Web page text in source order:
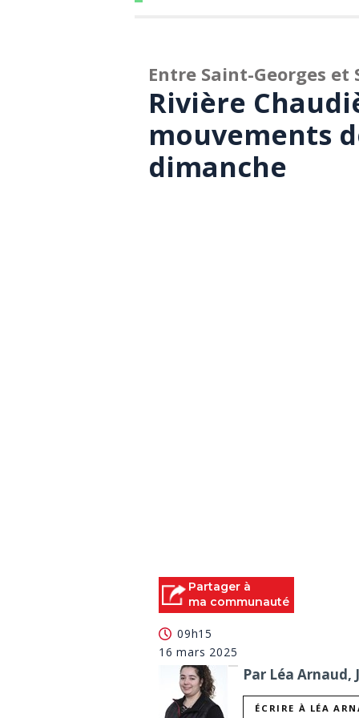
Entre Saint-Georges
Rivière
mouvements
dimanche
Partager à
ma communauté
09h15
16 mars 2025
Par Léa Arnaud,
ÉCRIRE À LÉA